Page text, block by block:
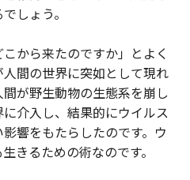
しょう。
から来たのですか」とよく
間の世界に突如として現れ
が野生動物の生態系を崩し
介入し、結果的にウイルス
響をもたらしたのです。ウ
きるための術なのです。